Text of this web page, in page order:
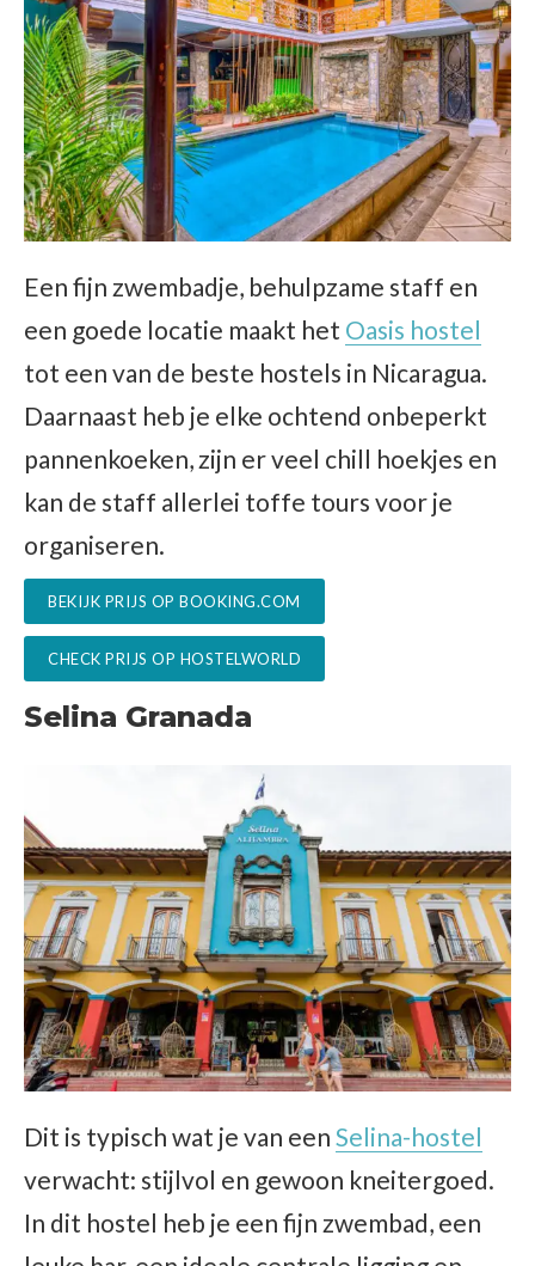
Een fijn zwembadje, behulpzame staff en
een goede locatie maakt het Oasis hostel
tot een van de beste hostels in Nicaragua.
Daarnaast heb je elke ochtend onbeperkt
pannenkoeken, zijn er veel chill hoekjes en
kan de staff allerlei toffe tours voor je
organiseren.
BEKIJK PRIJS OP BOOKING.COM
CHECK PRIJS OP HOSTELWORLD
Selina Granada
Dit is typisch wat je van een Selina-hostel
verwacht: stijlvol en gewoon kneitergoed.
In dit hostel heb je een fijn zwembad, een